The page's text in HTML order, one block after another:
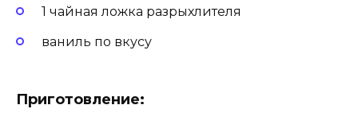
1 чайная ложка разрыхлителя
ваниль по вкусу
Приготовление: